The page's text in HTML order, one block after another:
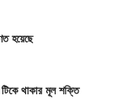
হয়েছে
টিকে থাকার মূল শক্তি